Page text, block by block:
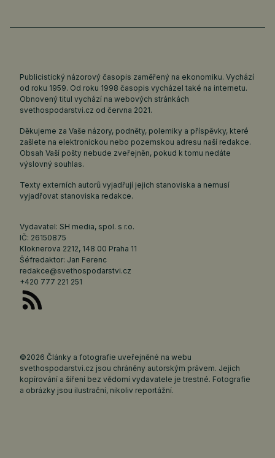
Publicistický názorový časopis zaměřený na ekonomiku. Vychází
od roku 1959. Od roku 1998 časopis vycházel také na internetu.
Obnovený titul vychází na webových stránkách
svethospodarstvi.cz od června 2021.
Děkujeme za Vaše názory, podněty, polemiky a příspěvky, které
zašlete na elektronickou nebo pozemskou adresu naší redakce.
Obsah Vaší pošty nebude zveřejněn, pokud k tomu nedáte
výslovný souhlas.
Texty externích autorů vyjadřují jejich stanoviska a nemusí
vyjadřovat stanoviska redakce.
Vydavatel: SH media, spol. s r.o.
IČ: 26150875
Kloknerova 2212, 148 00 Praha 11
Šéfredaktor: Jan Ferenc
redakce@svethospodarstvi.cz
+420 777 221 251
©2026 Články a fotografie uveřejněné na webu
svethospodarstvi.cz jsou chráněny autorským právem. Jejich
kopírování a šíření bez vědomí vydavatele je trestné. Fotografie
a obrázky jsou ilustrační, nikoliv reportážní.